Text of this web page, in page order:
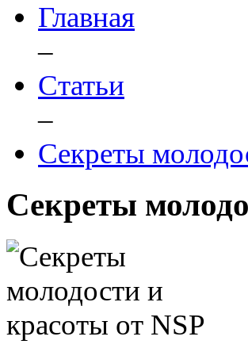
Главная
–
Статьи
–
Секреты
Секреты